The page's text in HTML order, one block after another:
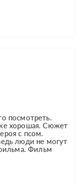
посмотреть.
хорошая. Сюжет
с псом.
люди не могут
Фильм